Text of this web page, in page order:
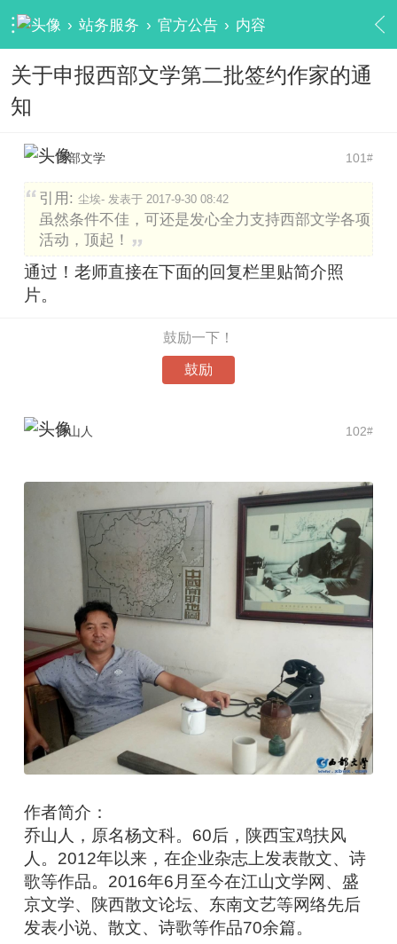
› 站务服务 › 官方公告 › 内容
关于申报西部文学第二批签约作家的通
知
101#
西部文学
引用: 尘埃- 发表于 2017-9-30 08:42
虽然条件不佳，可还是发心全力支持西部文学各项
活动，顶起！
通过！老师直接在下面的回复栏里贴简介照
片。
鼓励一下！
鼓励
102#
乔山人
作者简介：
乔山人，原名杨文科。60后，陕西宝鸡扶风
人。2012年以来，在企业杂志上发表散文、诗
歌等作品。2016年6月至今在江山文学网、盛
京文学、陕西散文论坛、东南文艺等网络先后
发表小说、散文、诗歌等作品70余篇。